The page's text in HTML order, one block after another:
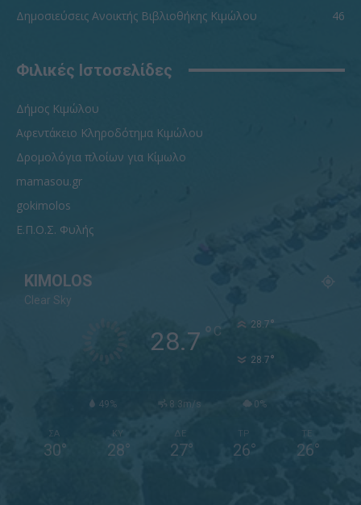
Δημοσιεύσεις Ανοικτής Βιβλιοθήκης Κιμώλου
46
Φιλικές Ιστοσελίδες
Δήμος Κιμώλου
Αφεντάκειο Κληροδότημα Κιμώλου
Δρομολόγια πλοίων για Κίμωλο
mamasou.gr
gokimolos
Ε.Π.Ο.Σ. Φυλής
KIMOLOS
Clear Sky
28.7 ° C 28.7°
28.7°
49% 8.3m/s 0%
ΣΑ
30°
ΚΥ
28°
ΔΕ
27°
ΤΡ
26°
ΤΕ
26°